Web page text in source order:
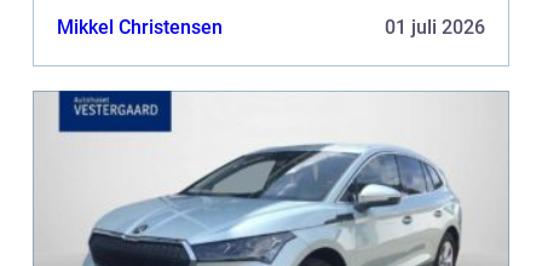
Mikkel Christensen 01 juli 2026